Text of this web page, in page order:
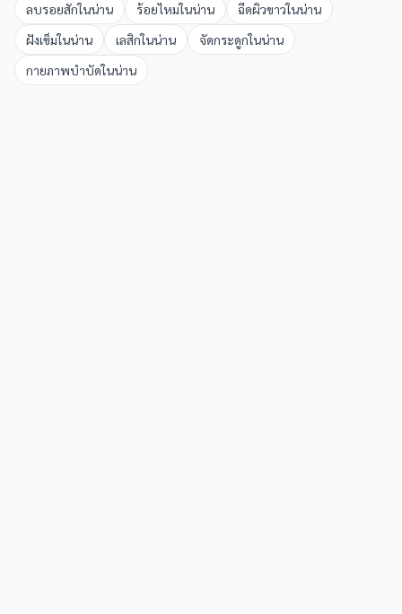
ลบรอยสักในน่าน ร้อยไหมในน่าน ฉีดผิวขาวในน่าน
ฝังเข็มในน่าน เลสิกในน่าน จัดกระดูกในน่าน
กายภาพบำบัดในน่าน